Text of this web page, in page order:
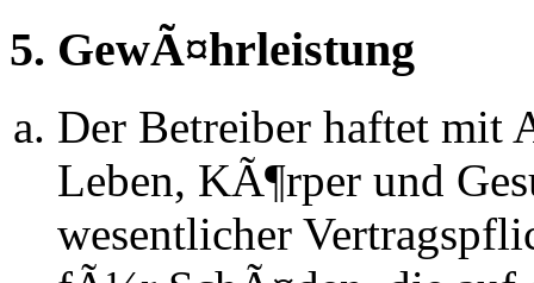
5. GewÃ¤hrleistung
Der Betreiber haftet mit
Leben, KÃ¶rper und
wesentlicher